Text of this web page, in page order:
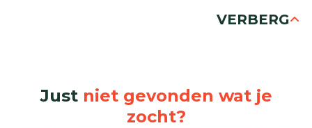
VERBERG
Just niet gevonden wat je
zocht?